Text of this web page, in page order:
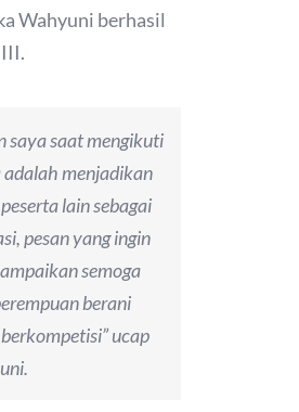
Wahyuni berhasil
saya saat mengikuti
adalah menjadikan
lain sebagai
pesan yang ingin
semoga
berani
ucap